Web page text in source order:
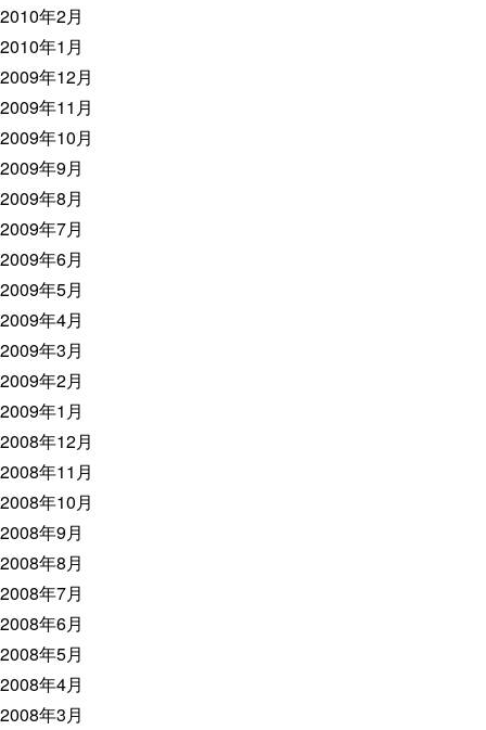
2010年2月
2010年1月
2009年12月
2009年11月
2009年10月
2009年9月
2009年8月
2009年7月
2009年6月
2009年5月
2009年4月
2009年3月
2009年2月
2009年1月
2008年12月
2008年11月
2008年10月
2008年9月
2008年8月
2008年7月
2008年6月
2008年5月
2008年4月
2008年3月